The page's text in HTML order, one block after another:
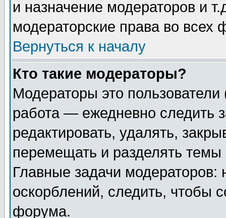
и назначение модераторов и
модераторские права во всех
Вернуться к началу
Кто такие модераторы?
Модераторы это
работа — ежедневно следить
редактировать, удалять,
перемещать и разделять
Главные задачи
оскорблений, следить, чтобы
форума.